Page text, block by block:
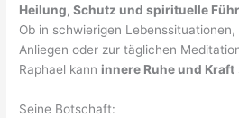
Heilung, Schutz und spirituelle
Ob in schwierigen
Anliegen oder zur täglichen
Raphael kann innere Ruhe und Kraft
Seine Botschaft: